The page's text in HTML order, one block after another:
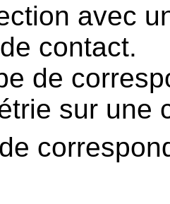
avec
contact.
de
sur une